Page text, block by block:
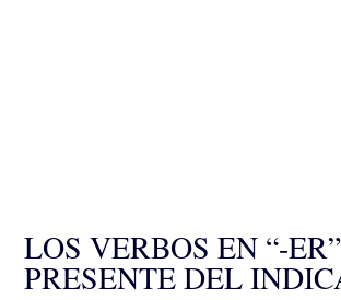
LOS VERBOS EN “-
PRESENTE DEL